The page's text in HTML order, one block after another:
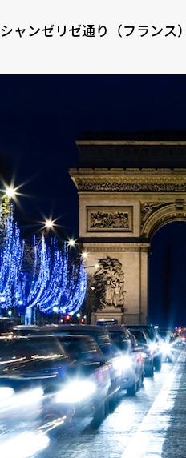
シャンゼリゼ通り（フランス）